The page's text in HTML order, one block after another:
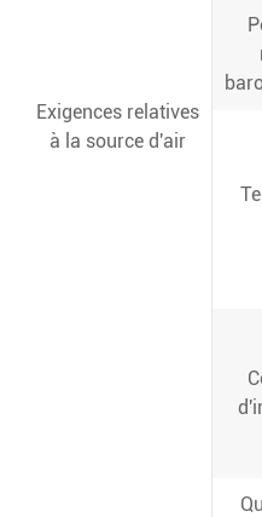
Exigences relatives
à la source d'air